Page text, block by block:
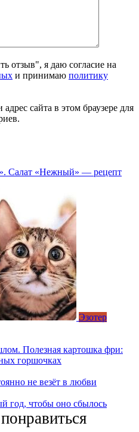
отзыв", я даю согласие на
и принимаю политику
сайта в этом браузере для
Салат «Нежный» — рецепт
Эзотер
Полезная картошка фри:
горшочках
не везёт в любви
год, чтобы оно сбылось